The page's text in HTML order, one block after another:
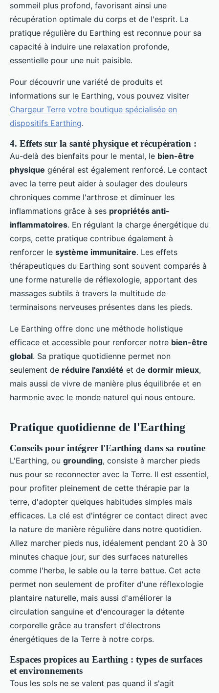
sommeil plus profond, favorisant ainsi une
récupération optimale du corps et de l'esprit. La
pratique régulière du Earthing est reconnue pour sa
capacité à induire une relaxation profonde,
essentielle pour une nuit paisible.
Pour découvrir une variété de produits et
informations sur le Earthing, vous pouvez visiter
Chargeur Terre votre boutique spécialisée en
dispositifs Earthing.
4. Effets sur la santé physique et récupération :
Au-delà des bienfaits pour le mental, le bien-être
physique général est également renforcé. Le contact
avec la terre peut aider à soulager des douleurs
chroniques comme l'arthrose et diminuer les
inflammations grâce à ses propriétés anti-
inflammatoires. En régulant la charge énergétique du
corps, cette pratique contribue également à
renforcer le système immunitaire. Les effets
thérapeutiques du Earthing sont souvent comparés à
une forme naturelle de réflexologie, apportant des
massages subtils à travers la multitude de
terminaisons nerveuses présentes dans les pieds.
Le Earthing offre donc une méthode holistique
efficace et accessible pour renforcer notre bien-être
global. Sa pratique quotidienne permet non
seulement de réduire l'anxiété et de dormir mieux,
mais aussi de vivre de manière plus équilibrée et en
harmonie avec le monde naturel qui nous entoure.
Pratique quotidienne de l'Earthing
Conseils pour intégrer l'Earthing dans sa routine
L'Earthing, ou grounding, consiste à marcher pieds
nus pour se reconnecter avec la Terre. Il est essentiel,
pour profiter pleinement de cette thérapie par la
terre, d'adopter quelques habitudes simples mais
efficaces. La clé est d'intégrer ce contact direct avec
la nature de manière régulière dans notre quotidien.
Allez marcher pieds nus, idéalement pendant 20 à 30
minutes chaque jour, sur des surfaces naturelles
comme l'herbe, le sable ou la terre battue. Cet acte
permet non seulement de profiter d'une réflexologie
plantaire naturelle, mais aussi d'améliorer la
circulation sanguine et d'encourager la détente
corporelle grâce au transfert d'électrons
énergétiques de la Terre à notre corps.
Espaces propices au Earthing : types de surfaces
et environnements
Tous les sols ne se valent pas quand il s'agit